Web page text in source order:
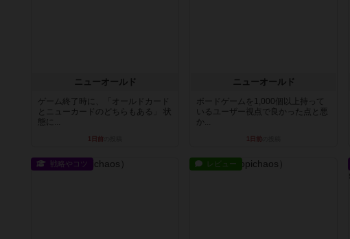
ニューオールド
ゲーム終了時に、「オールドカード
とニューカードのどちらもある」 状
態に...
1日前
ニューオールド
ボードゲームを1,000個以上持って
いるユーザー視点で良かった点と悪
か...
1日前
戦略やコツ レビュー